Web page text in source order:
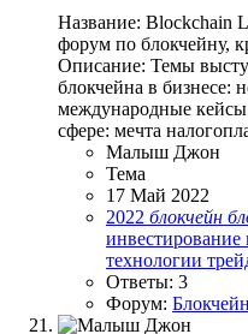
Название: Blockchain
форум по блокчейну,
Описание: Темы
блокчейна в бизнесе:
международные
сфере: мечта
Малыш Джон
Тема
17 Май 2022
2022 блокчейн
инвестирование
технологии
Ответы: 3
Форум: